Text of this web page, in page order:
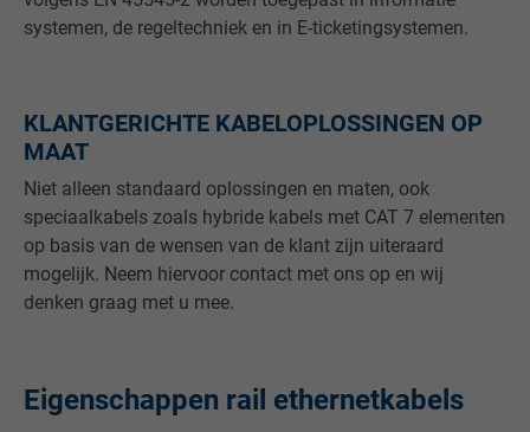
systemen, de regeltechniek en in E-ticketingsystemen.
KLANTGERICHTE KABELOPLOSSINGEN OP
MAAT
Niet alleen standaard oplossingen en maten, ook
speciaalkabels zoals hybride kabels met CAT 7 elementen
op basis van de wensen van de klant zijn uiteraard
mogelijk. Neem hiervoor contact met ons op en wij
denken graag met u mee.
Eigenschappen rail ethernetkabels